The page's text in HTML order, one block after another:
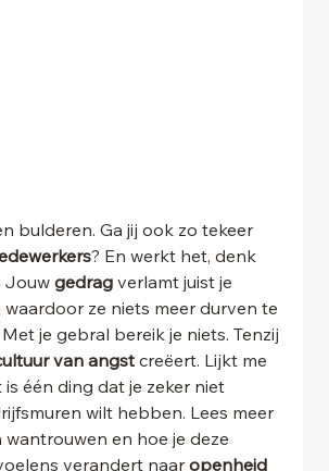
bulderen. Ga jij ook zo tekeer
? En werkt het, denk
Jouw gedrag verlamt juist je
waardoor ze niets meer durven te
je gebral bereik je niets. Tenzij
van angst creëert. Lijkt me
één ding dat je zeker niet
wilt hebben. Lees meer
en hoe je deze
verandert naar openheid